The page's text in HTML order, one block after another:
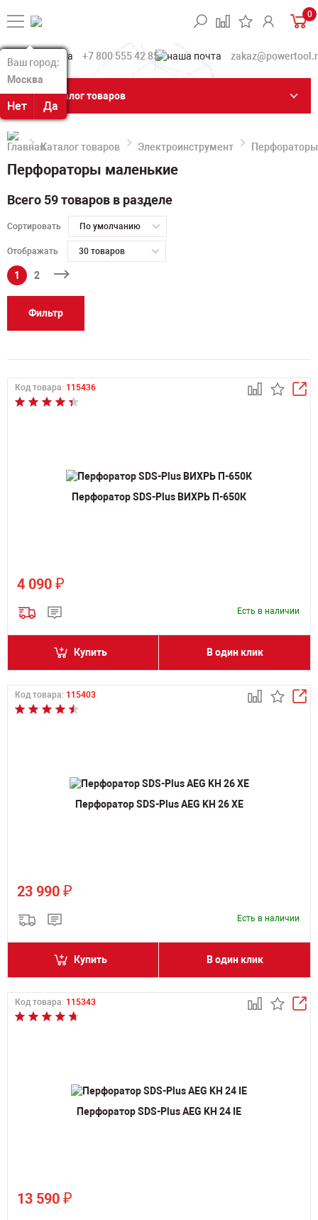
Ваш город:
Москва
Нет Да
Ваш город:
Москва
Нет Да
0
+7 800 555 42 85
Каталог товаров
Каталог товаров Электроинструмент Перфораторы
Перфораторы маленькие
Всего 59 товаров в разделе
Сортировать По умолчанию
Отображать 30 товаров
1 2
Фильтр
Код товара: 115436
Перфоратор SDS-Plus ВИХРЬ П-650К
4 090 ₽
Есть в наличии
Купить В один клик
Код товара: 115403
Перфоратор SDS-Plus AEG KH 26 XE
23 990 ₽
Есть в наличии
Купить В один клик
Код товара: 115343
Перфоратор SDS-Plus AEG KH 24 IE
13 590 ₽